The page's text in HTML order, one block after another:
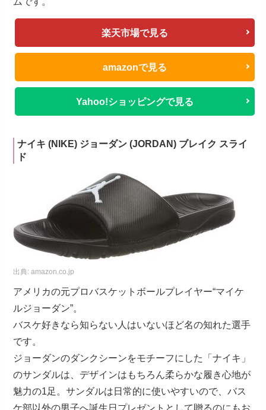
楽天市場で見る
amazonで見る
Yahoo!ショッピングで見る
ナイキ (NIKE) ジョーダン (JORDAN) ブレイク スライ
ド
出典:amazon.co.jp
アメリカの元プロバスケットボールプレイヤー“マイケ
ルジョーダン”。
バスケ好きなら知らない人はいないほど名の知れた選手
です。
ジョーダンのダンクシーンをモチーフにした「ナイキ」
のサンダルは、デザインはもちろん柔らかな履き心地が
魅力の1足。サンダルは日常的に使いやすいので、バス